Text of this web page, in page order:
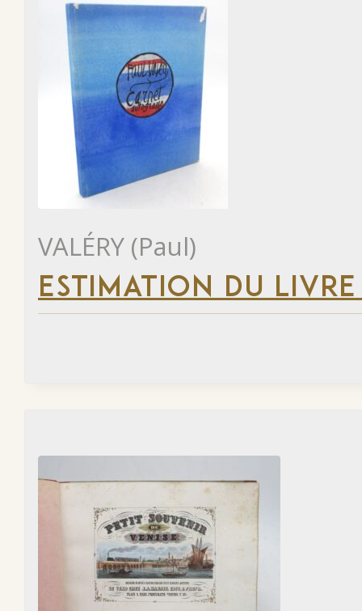
VALÉRY (Paul)
ESTIMATION DU